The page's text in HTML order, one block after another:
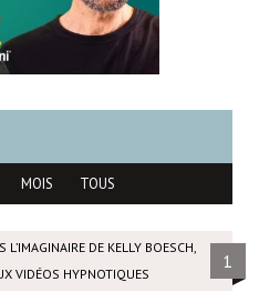
MOIS TOUS
L’IMAGINAIRE DE KELLY BOESCH,
VIDÉOS HYPNOTIQUES
1